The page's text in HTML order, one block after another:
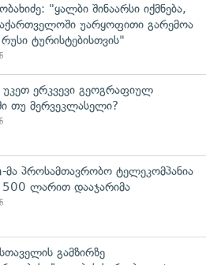
"ყალბი შინაარსი იქმნება,
უარყოფითი გარემოა
ტურისტებისთვის"
უკეთ ერკვევი გეოგრაფიულ
თუ მერვეკლასელი?
მა პროსამთავრობო ტელეკომპანია
500 ლარით დააჯარიმა
გამზირზე